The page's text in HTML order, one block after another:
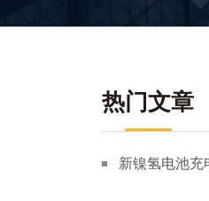
热门文章
新镍氢电池充